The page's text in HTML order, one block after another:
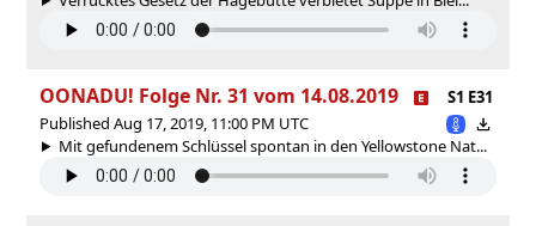
OONADU! Folge Nr. 31 vom 14.08.2019
S1 E31
Published Aug 17, 2019, 11:00 PM UTC
Mit gefundenem Schlüssel spontan in den Yellowstone Nat...